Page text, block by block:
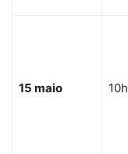
15 maio 10h